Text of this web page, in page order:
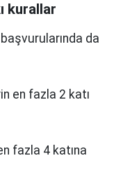
kurallar
da
en fazla 2 katı
fazla 4 katına